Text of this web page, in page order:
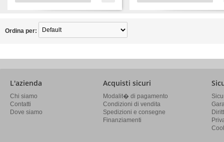
Ordina per:
L'azienda
Chi siamo
Contatti
Dove siamo
Acquisti sicuri
Modalit� di pagamento
Condizioni di vendita
Spedizioni e consegne
Finanziamenti